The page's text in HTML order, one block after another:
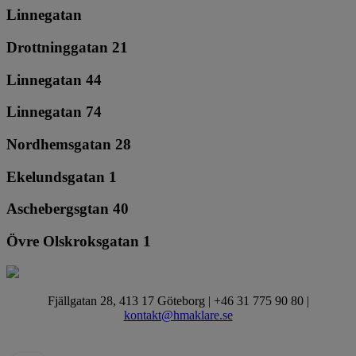
Linnegatan
Drottninggatan 21
Linnegatan 44
Linnegatan 74
Nordhemsgatan 28
Ekelundsgatan 1
Aschebergsgtan 40
Övre Olskroksgatan 1
Fjällgatan 28, 413 17 Göteborg | +46 31 775 90 80 |
kontakt@hmaklare.se